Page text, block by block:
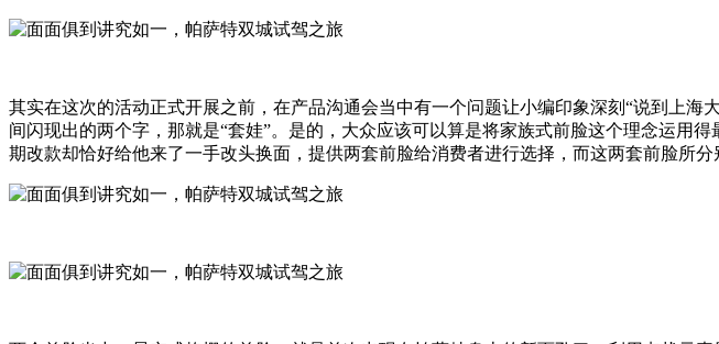
其实在这次的活动正式开展之前，在产品沟通会当中有一个问题让小编印象深刻“说到上
间闪现出的两个字，那就是“套娃”。是的，大众应该可以算是将家族式前脸这个理念运用
期改款却恰好给他来了一手改头换面，提供两套前脸给消费者进行选择，而这两套前脸所分